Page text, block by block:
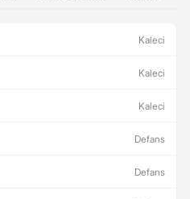
Kaleci
Kaleci
Kaleci
Defans
Defans